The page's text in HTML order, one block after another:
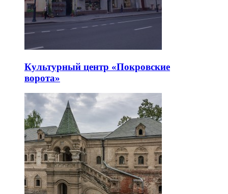
Культурный центр «Покровские
ворота»